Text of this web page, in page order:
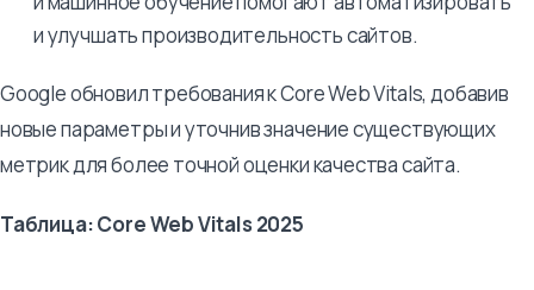
и улучшать производительность сайтов.
Google обновил требования к Core Web Vitals, добавив
новые параметры и уточнив значение существующих
метрик для более точной оценки качества сайта.
Таблица: Core Web Vitals 2025